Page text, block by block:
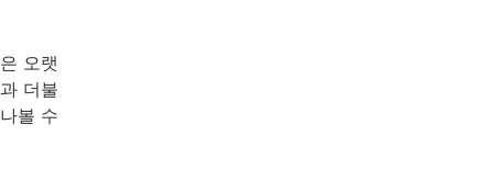
오랫
더불
볼 수